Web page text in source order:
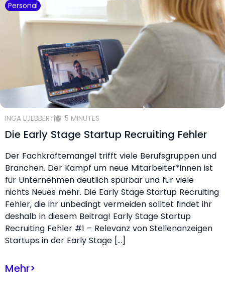
Personal
INGA LUEBBERT 5 MINUTES
Die Early Stage Startup Recruiting Fehler
Der Fachkräftemangel trifft viele Berufsgruppen und
Branchen. Der Kampf um neue Mitarbeiter*innen ist
für Unternehmen deutlich spürbar und für viele
nichts Neues mehr. Die Early Stage Startup Recruiting
Fehler, die ihr unbedingt vermeiden solltet findet ihr
deshalb in diesem Beitrag! Early Stage Startup
Recruiting Fehler #1 – Relevanz von Stellenanzeigen
Startups in der Early Stage […]
Mehr>